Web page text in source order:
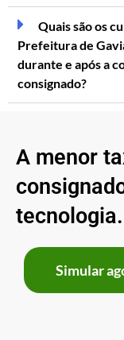
Quais são os
Prefeitura de
durante e após a
consignado?
A menor
tecnologia.
Simular